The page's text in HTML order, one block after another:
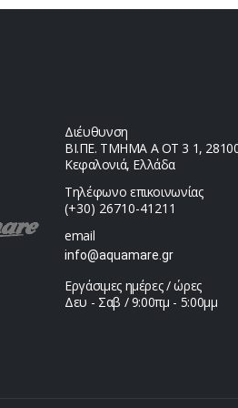
Διέυθυνση
ΒΙ.ΠΕ. ΤΜΗΜΑ Α ΟΤ 3 1,
Κεφαλονιά, Ελλάδα
Τηλέφωνο επικοινωνίας
(+30) 26710-41211
email
info@aquamare.gr
Εργάσιμες ημέρες / ώρες
Δευ - Σαβ / 9:00πμ - 5:00μμ